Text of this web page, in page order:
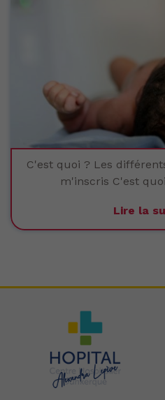
C'est quoi ? Les
m'inscris C'est
Lire la